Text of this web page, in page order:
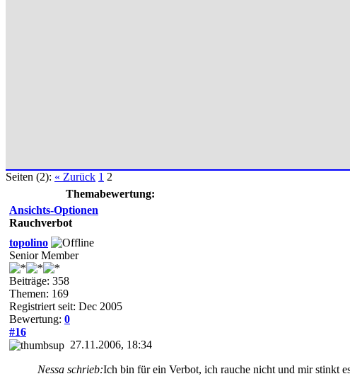
Seiten (2): « Zurück 1 2
Themabewertung:
Ansichts-Optionen
Rauchverbot
topolino
Senior Member
Beiträge: 358
Themen: 169
Registriert seit: Dec 2005
Bewertung: 0
#16
27.11.2006, 18:34
Nessa schrieb:Ich bin für ein Verbot, ich rauche nicht und mir stinkt